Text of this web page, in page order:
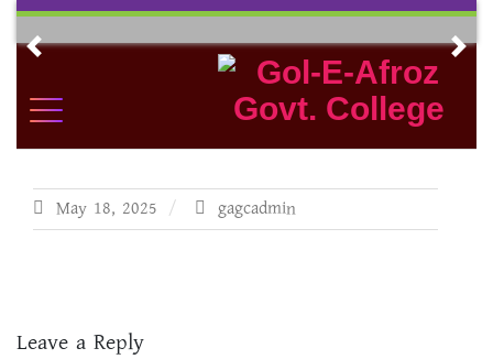
Skip
contentPrevious
May 18, 2025 gagcadmin
Leave a Reply